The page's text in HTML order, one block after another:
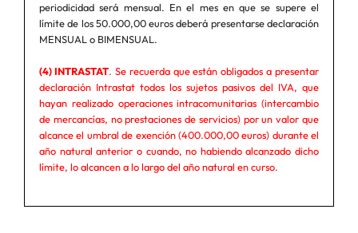
periodicidad será mensual. En el mes en que se supere el
límite de los 50.000,00 euros deberá presentarse declaración
MENSUAL o BIMENSUAL.
(4) INTRASTAT. Se recuerda que están obligados a presentar
declaración Intrastat todos los sujetos pasivos del IVA, que
hayan realizado operaciones intracomunitarias (intercambio
de mercancías, no prestaciones de servicios) por un valor que
alcance el umbral de exención (400.000,00 euros) durante el
año natural anterior o cuando, no habiendo alcanzado dicho
límite, lo alcancen a lo largo del año natural en curso.